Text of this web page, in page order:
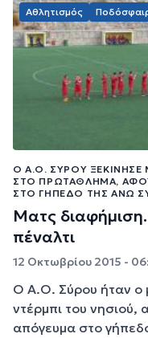
Αθλητισμός
Ο Α.Ο. ΣΎΡΟΥ ΞΕΚΊΝΗΣΕ
ΣΤΟ ΠΡΩΤΆΘΛΗΜΑ,
ΣΤΟ ΓΉΠΕΔΟ ΤΗΣ ΆΝΩ
Ματς
πέναλτι
12 Οκτωβρίου 2015 -
Ο Α.Ο. Σύρου ήταν ο
ντέρμπι του νησιού,
απόγευμα στο